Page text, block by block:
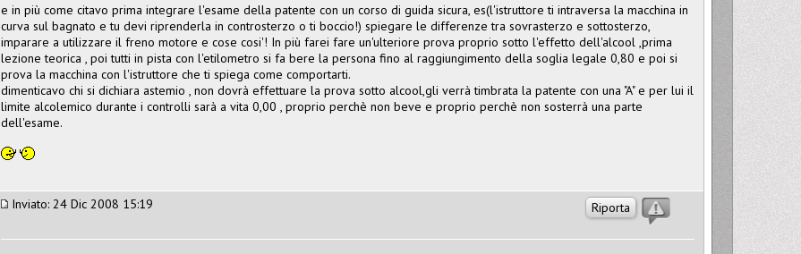
e in più come citavo prima integrare l'esame della patente con un corso di guida sicura, es(l'istruttore ti intraversa la macchina in
curva sul bagnato e tu devi riprenderla in controsterzo o ti boccio!) spiegare le differenze tra sovrasterzo e sottosterzo,
imparare a utilizzare il freno motore e cose cosi'! In più farei fare un'ulteriore prova proprio sotto l'effetto dell'alcool ,prima
lezione teorica , poi tutti in pista con l'etilometro si fa bere la persona fino al raggiungimento della soglia legale 0,80 e poi si
prova la macchina con l'istruttore che ti spiega come comportarti.
dimenticavo chi si dichiara astemio , non dovrà effettuare la prova sotto alcool,gli verrà timbrata la patente con una "A" e per lui il
limite alcolemico durante i controlli sarà a vita 0,00 , proprio perchè non beve e proprio perchè non sosterrà una parte
dell'esame.
Riporta
Inviato: 24 Dic 2008 15:19